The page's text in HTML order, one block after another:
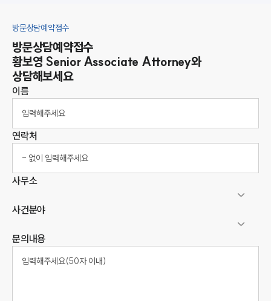
방문상담예약접수
방문상담예약접수
황보영 Senior Associate Attorney와
상담해보세요
이름
연락처
사무소
사건분야
문의내용